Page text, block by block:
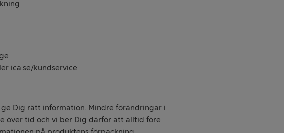
ica.se/kundservice
Dig rätt information. Mindre förändringar i
över tid och vi ber Dig därför att alltid före